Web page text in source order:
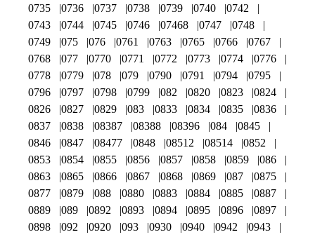
0735
0736 0737 0738 0739 0740
0742
0743
0744 0745 0746 07468 0747
0748
0749
075 076 0761 0763 0765 0766
0767
0768
077 0770 0771 0772 0773 0774
0776
0778
0779 078 079 0790 0791 0794
0795
0796
0797 0798 0799 082 0820 0823
0824
0826
0827 0829 083 0833 0834 0835
0836
0837
0838 08387 08388 08396 084
0845
0846
0847 08477 0848 08512 08514
0852
0853
0854 0855 0856 0857 0858 0859
086
0863
0865 0866 0867 0868 0869 087
0875
0877
0879 088 0880 0883 0884 0885
0887
0889
089 0892 0893 0894 0895 0896
0897
0898
092 0920 093 0930 0940 0942
0943